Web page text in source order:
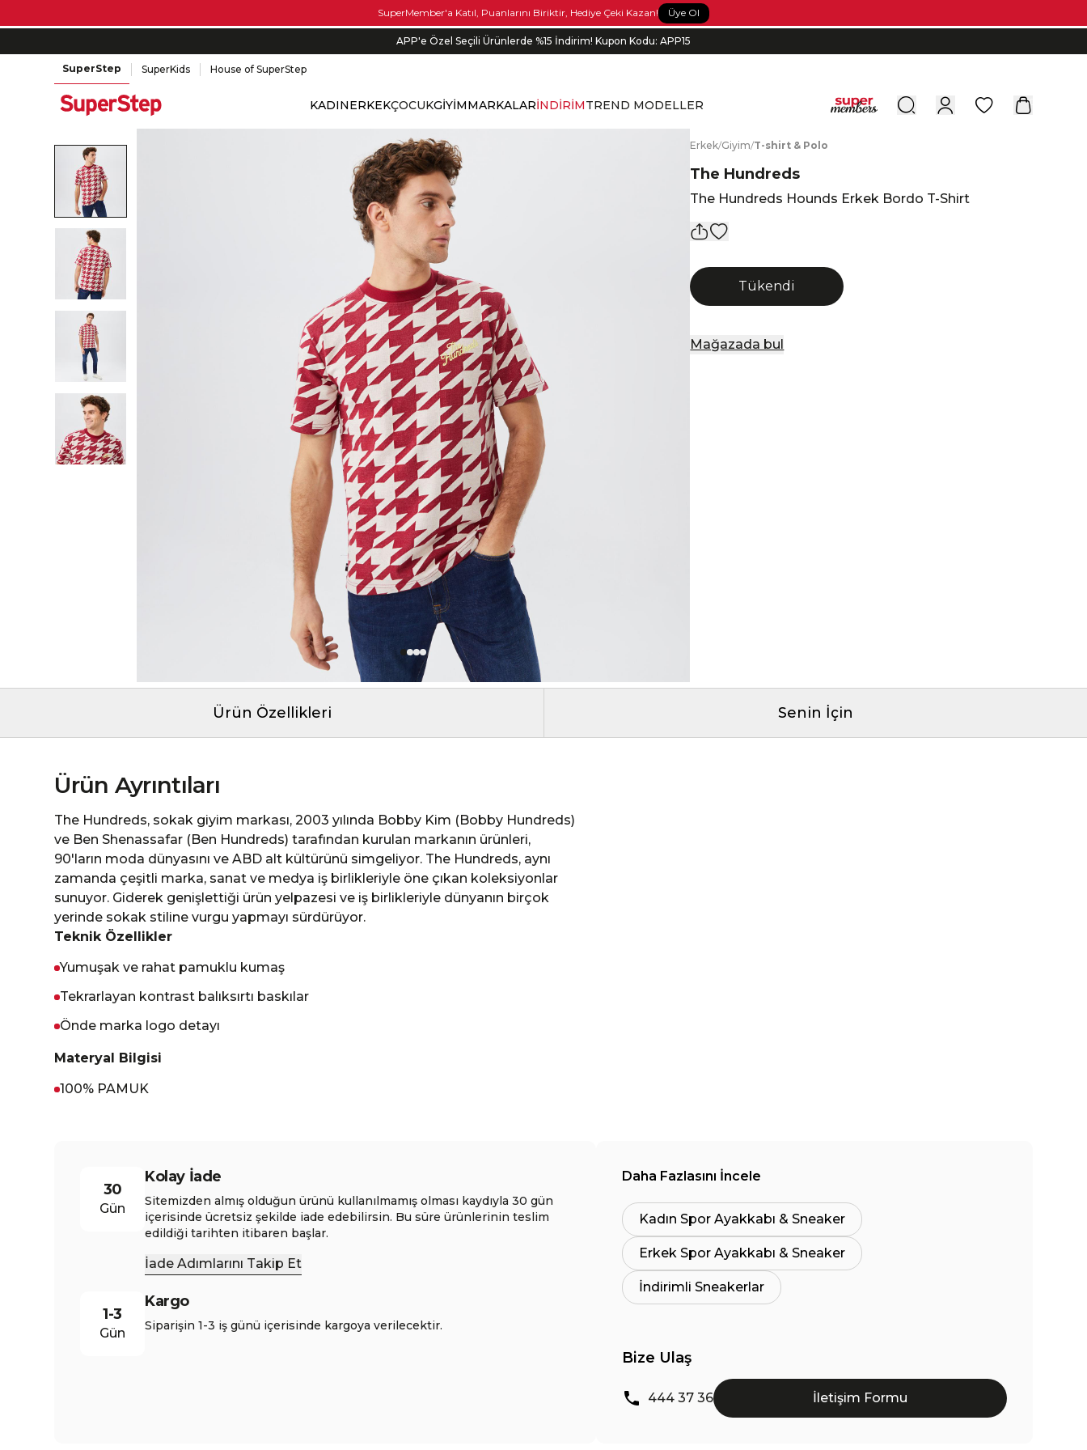
SuperMember'a Katıl, Puanlarını Biriktir, Hediye Çeki Kazan! Üye Ol
APP'e Özel Seçili Ürünlerde %15 İndirim! Kupon Kodu: APP15
Bonus kartlara özel vade farksız taksit seçenekleri!
SuperStep SuperKids House of SuperStep
KADINERKEKÇOCUKGİYİMMARKALARİNDİRİMTREND MODELLER 0
Erkek/Giyim/T-shirt & Polo
The Hundreds
The Hundreds Hounds Erkek Bordo T-Shirt
Tükendi
Mağazada bul
Ürün Özellikleri Senin İçin
Ürün Ayrıntıları
The Hundreds, sokak giyim markası, 2003 yılında Bobby Kim (Bobby Hundreds)
ve Ben Shenassafar (Ben Hundreds) tarafından kurulan markanın ürünleri,
90'ların moda dünyasını ve ABD alt kültürünü simgeliyor. The Hundreds, aynı
zamanda çeşitli marka, sanat ve medya iş birlikleriyle öne çıkan koleksiyonlar
sunuyor. Giderek genişlettiği ürün yelpazesi ve iş birlikleriyle dünyanın birçok
yerinde sokak stiline vurgu yapmayı sürdürüyor.
Teknik Özellikler
Yumuşak ve rahat pamuklu kumaş
Tekrarlayan kontrast balıksırtı baskılar
Önde marka logo detayı
Materyal Bilgisi
100% PAMUK
30
Gün
Kolay İade
Sitemizden almış olduğun ürünü kullanılmamış olması kaydıyla 30 gün
içerisinde ücretsiz şekilde iade edebilirsin. Bu süre ürünlerinin teslim
edildiği tarihten itibaren başlar.
İade Adımlarını Takip Et
1-3
Gün
Kargo
Siparişin 1-3 iş günü içerisinde kargoya verilecektir.
Daha Fazlasını İncele
Kadın Spor Ayakkabı & Sneaker
Erkek Spor Ayakkabı & Sneaker
İndirimli Sneakerlar
Bize Ulaş
444 37 36 İletişim Formu